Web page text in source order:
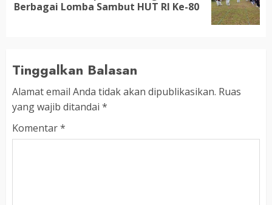
post:
Berbagai Lomba Sambut HUT RI Ke-80
Tinggalkan Balasan
Alamat email Anda tidak akan dipublikasikan. Ruas
yang wajib ditandai *
Komentar*